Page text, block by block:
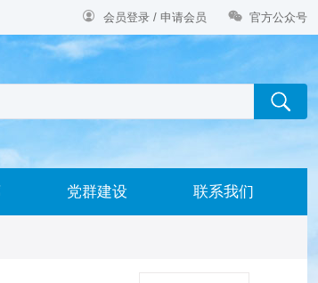
 会员登录 / 申请会员  官方公众号
党群建设 联系我们